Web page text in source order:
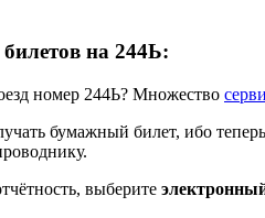
на 244Ь:
номер 244Ь? Множество
бумажный билет, ибо
выберите